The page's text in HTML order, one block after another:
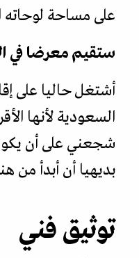
على مساحة لوحاته
ستقيم معرضا في
أشتغل حاليا على
السعودية لأنها
شجعني على أن
بديهيا أن أبدأ من
توثيق فني